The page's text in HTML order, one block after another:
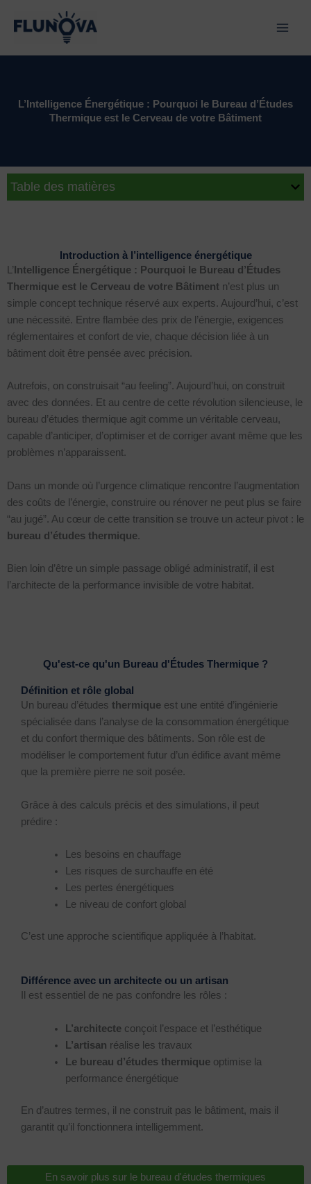
L’Intelligence Énergétique : Pourquoi le Bureau d’Études
Thermique est le Cerveau de votre Bâtiment
Table des matières
Introduction à l’intelligence énergétique
L’ Intelligence Énergétique : Pourquoi le Bureau d’Études
Thermique est le Cerveau de votre Bâtiment n’est plus un
simple concept technique réservé aux experts. Aujourd’hui, c’est
une nécessité. Entre flambée des prix de l’énergie, exigences
réglementaires et confort de vie, chaque décision liée à un
bâtiment doit être pensée avec précision.
Autrefois, on construisait “au feeling”. Aujourd’hui, on construit
avec des données. Et au centre de cette révolution silencieuse, le
bureau d’études thermique agit comme un véritable cerveau,
capable d’anticiper, d’optimiser et de corriger avant même que les
problèmes n’apparaissent.
Dans un monde où l’urgence climatique rencontre l’augmentation
des coûts de l’énergie, construire ou rénover ne peut plus se faire
“au jugé”. Au cœur de cette transition se trouve un acteur pivot : le
bureau d’études thermique.
Bien loin d’être un simple passage obligé administratif, il est
l’architecte de la performance invisible de votre habitat.
Qu'est-ce qu'un Bureau d'Études Thermique ?
Définition et rôle global
Un bureau d’études thermique est une entité d’ingénierie
spécialisée dans l’analyse de la consommation énergétique
et du confort thermique des bâtiments. Son rôle est de
modéliser le comportement futur d’un édifice avant même
que la première pierre ne soit posée.
Grâce à des calculs précis et des simulations, il peut
prédire :
Les besoins en chauffage
Les risques de surchauffe en été
Les pertes énergétiques
Le niveau de confort global
C’est une approche scientifique appliquée à l’habitat.
Différence avec un architecte ou un artisan
Il est essentiel de ne pas confondre les rôles :
L’architecteconçoit l’espace et l’esthétique
L’artisan réalise les travaux
Le bureau d’études thermiqueoptimise la
performance énergétique
En d’autres termes, il ne construit pas le bâtiment, mais il
garantit qu’il fonctionnera intelligemment.
En savoir plus sur le bureau d'études thermiques